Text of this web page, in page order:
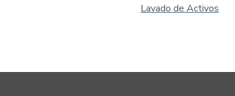
Lavado de Activos